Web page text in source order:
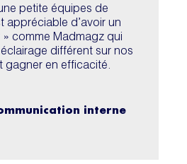
petite équipes de
appréciable d’avoir un
comme Madmagz qui
différent sur nos
gagner en efficacité.
interne